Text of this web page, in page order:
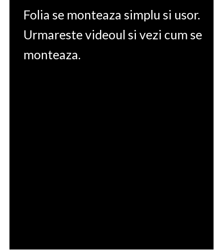
Folia se monteaza simplu si usor.
Urmareste videoul si vezi cum se
monteaza.